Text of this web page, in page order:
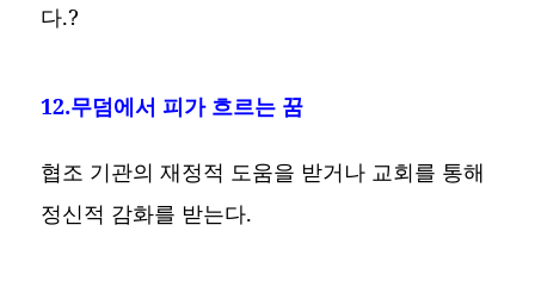
다.?
12.무덤에서 피가 흐르는 꿈
협조 기관의 재정적 도움을 받거나 교회를 통해
정신적 감화를 받는다.